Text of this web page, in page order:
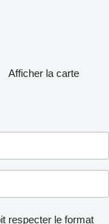
Afficher la carte
respecter le format